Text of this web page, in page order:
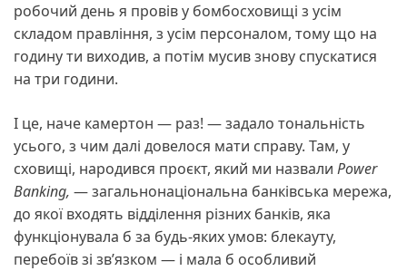
робочий день я провів у бомбосховищі з усім
складом правління, з усім персоналом, тому що на
годину ти виходив, а потім мусив знову спускатися
на три години.
І це, наче камертон — раз! — задало тональність
усього, з чим далі довелося мати справу. Там, у
сховищі, народився проєкт, який ми назвали Power
Banking, — загальнонаціональна банківська мережа,
до якої входять відділення різних банків, яка
функціонувала б за будь-яких умов: блекауту,
перебоїв зі зв’язком — і мала б особливий